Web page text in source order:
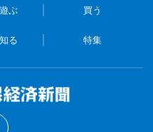
ぶ 買う
る 特集